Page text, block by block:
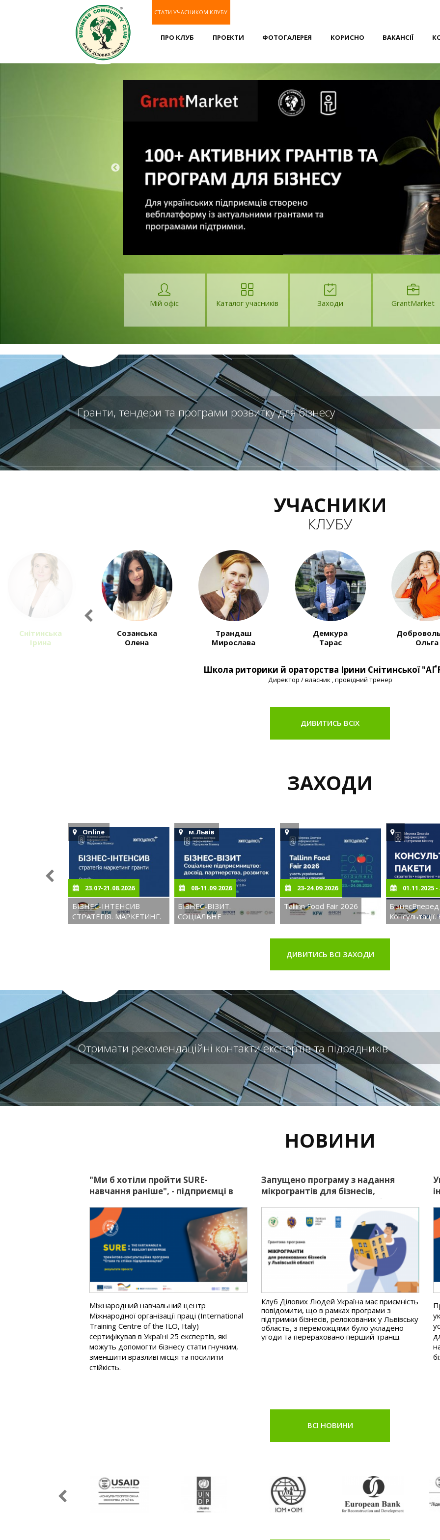
СТАТИ УЧАСНИКОМ КЛУБУ
ПРО КЛУБ ПРОЕКТИ ФОТОГАЛЕРЕЯ КОРИСНО ВАКАНСІЇ
Мій офіс Каталог учасників Заходи GrantMarket
Гранти, тендери та програми розвитку для бізнесу
УЧАСНИКИ
КЛУБУ
Созанська
Олена
Трандаш
Мирослава
Демкура
Тарас
Добровольська
Ольга
Ірина
Консалтингова група Red Berry
Засновник та керівник
Previous
ДИВИТИСЬ ВСІХ
ЗАХОДИ
БІЗНЕС-ІНТЕНСИВ
СТРАТЕГІЯ. МАРКЕТИНГ.
ГРАНТИ
Online
23.07-21.08.2026
БІЗНЕС-ВІЗИТ.
СОЦІАЛЬНЕ
ПІДПРИЄМНИЦТВО:
м.Львів
08-11.09.2026
Tallinn Food Fair 2026
23-24.09.2026
БізнесВперед
Зростання
01.11.2025
ДИВИТИСЬ ВСІ ЗАХОДИ
Отримати рекомендаційні контакти експертів та підрядників
НОВИНИ
"Ми б хотіли пройти SURE-
навчання раніше", - підприємці в
межах EU4Business
Міжнародний навчальний центр
Міжнародної організації праці (International
Training Centre of the ILO, Italy)
сертифікував в Україні 25 експертів, які
можуть допомогти бізнесу стати гнучким,
зменшити вразливі місця та посилити
стійкість.
Запущено програму з надання
мікрогрантів для бізнесів,
релокованих у Львівську область
Клуб Ділових Людей Україна має приємність
повідомити, що в рамках програми з
підтримки бізнесів, релокованих у Львівську
область, з переможцями було укладено
угоди та перераховано перший транш.
ВСІ НОВИНИ